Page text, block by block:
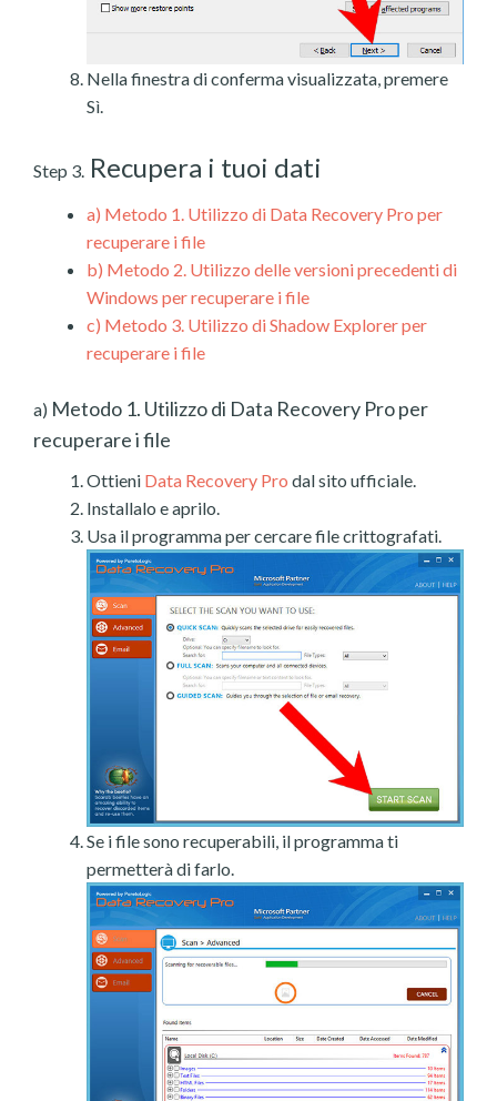
Nella finestra di conferma visualizzata, premere
Sì.
Step 3. Recupera i tuoi dati
a) Metodo 1. Utilizzo di Data Recovery Pro per
recuperare i file
b) Metodo 2. Utilizzo delle versioni precedenti di
Windows per recuperare i file
c) Metodo 3. Utilizzo di Shadow Explorer per
recuperare i file
a) Metodo 1. Utilizzo di Data Recovery Pro per
recuperare i file
Ottieni Data Recovery Pro dal sito ufficiale.
Installalo e aprilo.
Usa il programma per cercare file crittografati.
Se i file sono recuperabili, il programma ti
permetterà di farlo.